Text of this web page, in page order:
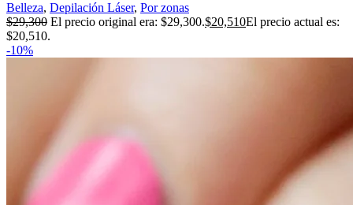
Belleza, Depilación Láser, Por zonas
$29,300 El precio original era: $29,300.$20,510El precio actual es:
$20,510.
-10%